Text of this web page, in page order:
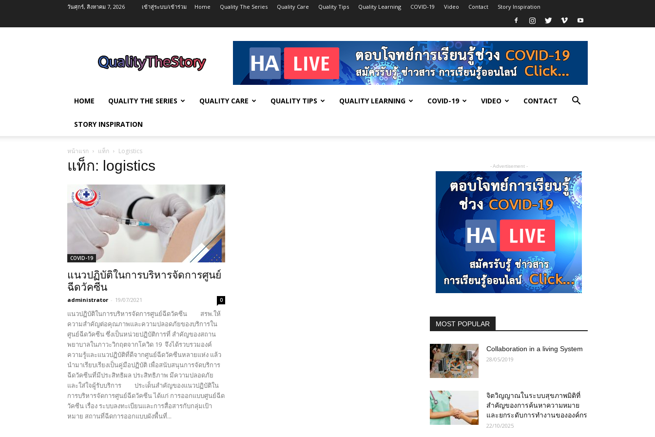
วันศุกร์, สิงหาคม 7, 2026 เข้าสู่ระบบ/เข้าร่วม Home Quality The Series Quality Care Quality Tips Quality Learning COVID-19 Video Contact Story Inspiration
HOME QUALITY THE SERIES QUALITY CARE QUALITY TIPS QUALITY LEARNING COVID-19 VIDEO CONTACT
STORY INSPIRATION
หน้าแรก แท็ก Logistics
แท็ก: logistics
COVID-19
แนวปฏิบัติในการบริหารจัดการศูนย์
ฉีดวัคซีน
administrator - 19/07/2021 0
แนวปฏิบัติในการบริหารจัดการศูนย์ฉีดวัคซีน สรพ.ให้
ความสำคัญต่อคุณภาพและความปลอดภัยของบริการใน
ศูนย์ฉีดวัคซีน ซึ่งเป็นหน่วยปฏิบัติการที่ สำคัญของสถาน
พยาบาลในภาวะวิกฤตจากโควิด 19 จึงได้รวบรวมองค์
ความรู้และแนวปฏิบัติที่ดีจากศูนย์ฉีดวัคซีนหลายแห่ง แล้ว
นำมาเรียบเรียงเป็นคู่มือปฏิบัติ เพื่อสนับสนุนการจัดบริการ
ฉีดวัคซีนที่มีประสิทธิผล ประสิทธิภาพ มีความปลอดภัย
และใส่ใจผู้รับบริการ ประเด็นสำคัญของแนวปฏิบัติใน
การบริหารจัดการศูนย์ฉีดวัคซีน ได้แก่ การออกแบบศูนย์ฉีด
วัคซีน เรื่อง ระบบลงทะเบียนและการสื่อสารกับกลุ่มเป้า
หมาย สถานที่ฉีดการออกแบบผังพื้นที่...
- Advertisement -
MOST POPULAR
Collaboration in a living System
28/05/2019
จิตวิญญาณในระบบสุขภาพมิติที่
สำคัญของการค้นหาความหมาย
และยกระดับการทำงานขององค์กร
22/10/2025